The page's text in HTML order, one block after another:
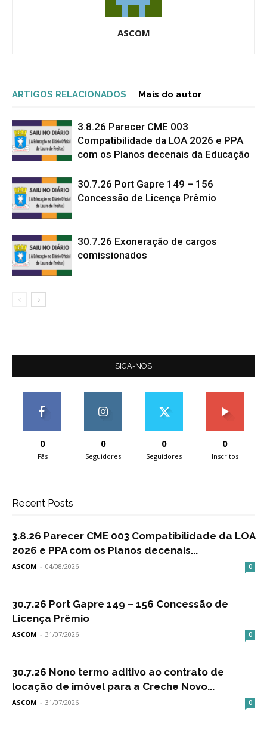
ASCOM
ARTIGOS RELACIONADOS Mais do autor
3.8.26 Parecer CME 003
Compatibilidade da LOA 2026 e PPA
com os Planos decenais da Educação
30.7.26 Port Gapre 149 – 156
Concessão de Licença Prêmio
30.7.26 Exoneração de cargos
comissionados
SIGA-NOS
0
Fãs
0
Seguidores
0
Seguidores
0
Inscritos
Recent Posts
3.8.26 Parecer CME 003 Compatibilidade da LOA
2026 e PPA com os Planos decenais...
ASCOM - 04/08/2026 0
30.7.26 Port Gapre 149 – 156 Concessão de
Licença Prêmio
ASCOM - 31/07/2026 0
30.7.26 Nono termo aditivo ao contrato de
locação de imóvel para a Creche Novo...
ASCOM - 31/07/2026 0